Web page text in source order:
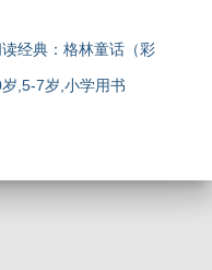
经典：格林童话（彩
,5-7岁,小学用书